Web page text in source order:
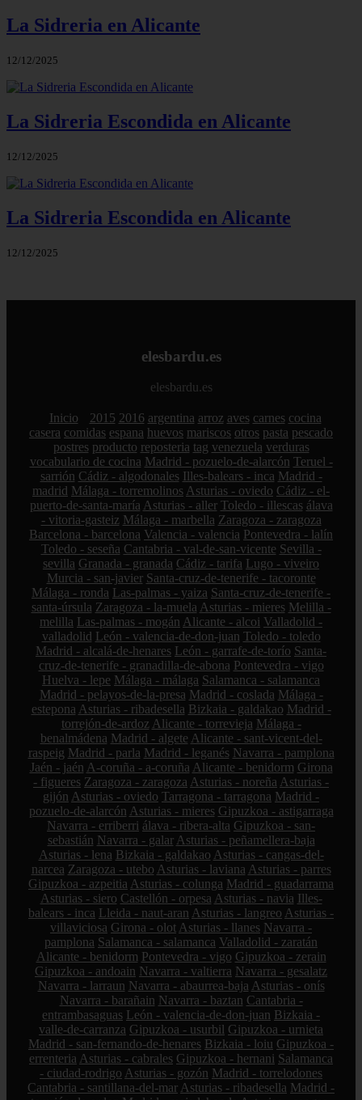
La Sidreria en Alicante
12/12/2025
La Sidreria Escondida en Alicante
12/12/2025
La Sidreria Escondida en Alicante
12/12/2025
elesbardu.es
elesbardu.es
Inicio 2015 2016 argentina arroz aves carnes cocina
casera comidas espana huevos mariscos otros pasta pescado
postres producto reposteria tag venezuela verduras
vocabulario de cocina Madrid - pozuelo-de-alarcón Teruel -
sarrión Cádiz - algodonales Illes-balears - inca Madrid -
madrid Málaga - torremolinos Asturias - oviedo Cádiz - el-
puerto-de-santa-maría Asturias - aller Toledo - illescas álava
- vitoria-gasteiz Málaga - marbella Zaragoza - zaragoza
Barcelona - barcelona Valencia - valencia Pontevedra - lalín
Toledo - seseña Cantabria - val-de-san-vicente Sevilla -
sevilla Granada - granada Cádiz - tarifa Lugo - viveiro
Murcia - san-javier Santa-cruz-de-tenerife - tacoronte
Málaga - ronda Las-palmas - yaiza Santa-cruz-de-tenerife -
santa-úrsula Zaragoza - la-muela Asturias - mieres Melilla -
melilla Las-palmas - mogán Alicante - alcoi Valladolid -
valladolid León - valencia-de-don-juan Toledo - toledo
Madrid - alcalá-de-henares León - garrafe-de-torío Santa-
cruz-de-tenerife - granadilla-de-abona Pontevedra - vigo
Huelva - lepe Málaga - málaga Salamanca - salamanca
Madrid - pelayos-de-la-presa Madrid - coslada Málaga -
estepona Asturias - ribadesella Bizkaia - galdakao Madrid -
torrejón-de-ardoz Alicante - torrevieja Málaga -
benalmádena Madrid - algete Alicante - sant-vicent-del-
raspeig Madrid - parla Madrid - leganés Navarra - pamplona
Jaén - jaén A-coruña - a-coruña Alicante - benidorm Girona
- figueres Zaragoza - zaragoza Asturias - noreña Asturias -
gijón Asturias - oviedo Tarragona - tarragona Madrid -
pozuelo-de-alarcón Asturias - mieres Gipuzkoa - astigarraga
Navarra - erriberri álava - ribera-alta Gipuzkoa - san-
sebastián Navarra - galar Asturias - peñamellera-baja
Asturias - lena Bizkaia - galdakao Asturias - cangas-del-
narcea Zaragoza - utebo Asturias - laviana Asturias - parres
Gipuzkoa - azpeitia Asturias - colunga Madrid - guadarrama
Asturias - siero Castellón - orpesa Asturias - navia Illes-
balears - inca Lleida - naut-aran Asturias - langreo Asturias -
villaviciosa Girona - olot Asturias - llanes Navarra -
pamplona Salamanca - salamanca Valladolid - zaratán
Alicante - benidorm Pontevedra - vigo Gipuzkoa - zerain
Gipuzkoa - andoain Navarra - valtierra Navarra - gesalatz
Navarra - larraun Navarra - abaurrea-baja Asturias - onís
Navarra - barañain Navarra - baztan Cantabria -
entrambasaguas León - valencia-de-don-juan Bizkaia -
valle-de-carranza Gipuzkoa - usurbil Gipuzkoa - urnieta
Madrid - san-fernando-de-henares Bizkaia - loiu Gipuzkoa -
errenteria Asturias - cabrales Gipuzkoa - hernani Salamanca
- ciudad-rodrigo Asturias - gozón Madrid - torrelodones
Cantabria - santillana-del-mar Asturias - ribadesella Madrid -